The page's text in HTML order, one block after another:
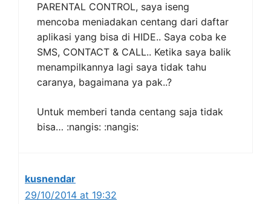
PARENTAL CONTROL, saya iseng
mencoba meniadakan centang dari daftar
aplikasi yang bisa di HIDE.. Saya coba ke
SMS, CONTACT & CALL.. Ketika saya balik
menampilkannya lagi saya tidak tahu
caranya, bagaimana ya pak..?
Untuk memberi tanda centang saja tidak
bisa… :nangis: :nangis:
kusnendar
29/10/2014 at 19:32